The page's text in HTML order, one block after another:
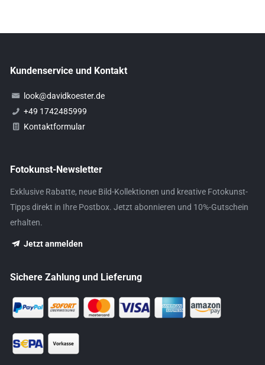
Kundenservice und Kontakt
look@davidkoester.de
+49 1742485999
Kontaktformular
Fotokunst-Newsletter
Exklusive Rabatte, neue Bild-Kollektionen und kreative Fotokunst-
Tipps direkt in Ihre Postbox. Jetzt abonnieren und 10%-Gutschein
erhalten.
Jetzt anmelden
Sichere Zahlung und Lieferung